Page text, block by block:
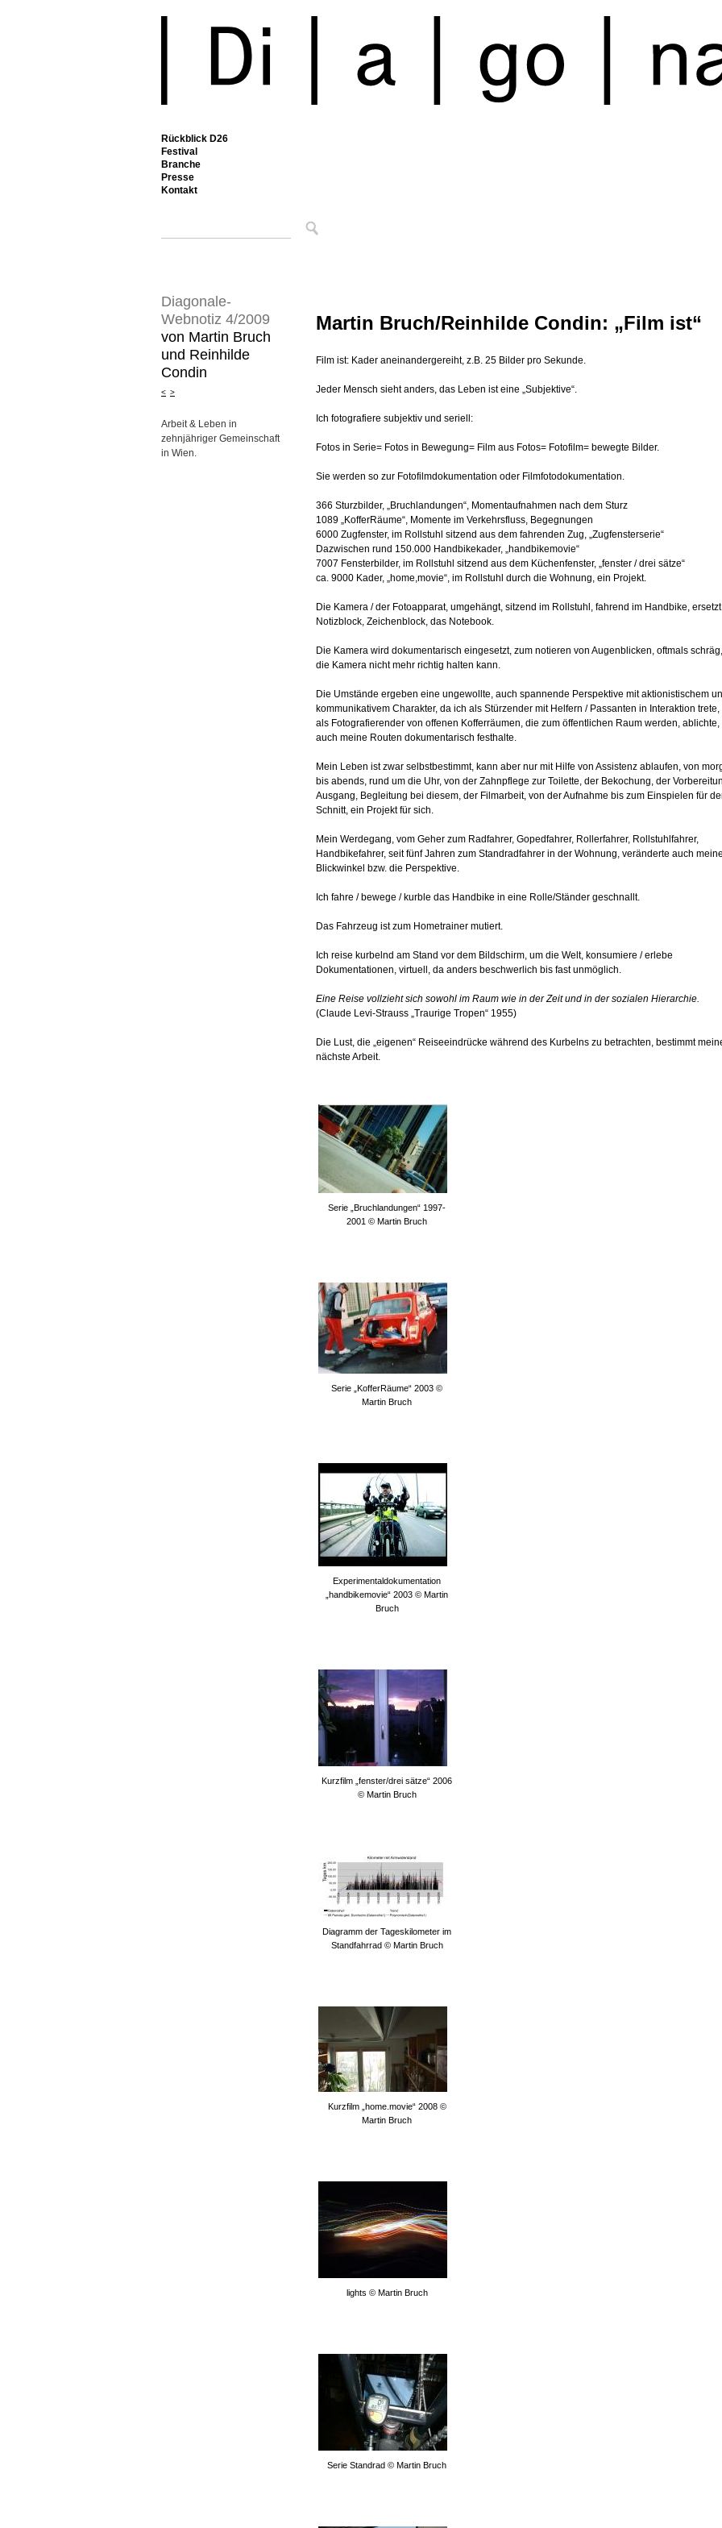
Rückblick D26
Festival
Branche
Presse
Kontakt
Diagonale-
Webnotiz 4/2009
von Martin Bruch
und Reinhilde
Condin
< >
Arbeit & Leben in
zehnjähriger Gemeinschaft
in Wien.
Martin Bruch/Reinhilde Condin: „Film ist“
Film ist: Kader aneinandergereiht, z.B. 25 Bilder pro Sekunde.
Jeder Mensch sieht anders, das Leben ist eine „Subjektive“.
Ich fotografiere subjektiv und seriell:
Fotos in Serie= Fotos in Bewegung= Film aus Fotos= Fotofilm= bewegte Bilder.
Sie werden so zur Fotofilmdokumentation oder Filmfotodokumentation.
366 Sturzbilder, „Bruchlandungen“, Momentaufnahmen nach dem Sturz
1089 „KofferRäume“, Momente im Verkehrsfluss, Begegnungen
6000 Zugfenster, im Rollstuhl sitzend aus dem fahrenden Zug, „Zugfensterserie“
Dazwischen rund 150.000 Handbikekader, „handbikemovie“
7007 Fensterbilder, im Rollstuhl sitzend aus dem Küchenfenster, „fenster / drei sätze“
ca. 9000 Kader, „home,movie“, im Rollstuhl durch die Wohnung, ein Projekt.
Die Kamera / der Fotoapparat, umgehängt, sitzend im Rollstuhl, fahrend im Handbike,
Notizblock, Zeichenblock, das Notebook.
Die Kamera wird dokumentarisch eingesetzt, zum notieren von Augenblicken, oftmals
die Kamera nicht mehr richtig halten kann.
Die Umstände ergeben eine ungewollte, auch spannende Perspektive mit aktionistischem
kommunikativem Charakter, da ich als Stürzender mit Helfern / Passanten in Interaktion trete,
als Fotografierender von offenen Kofferräumen, die zum öffentlichen Raum werden, ablichte,
auch meine Routen dokumentarisch festhalte.
Mein Leben ist zwar selbstbestimmt, kann aber nur mit Hilfe von Assistenz ablaufen, von
bis abends, rund um die Uhr, von der Zahnpflege zur Toilette, der Bekochung, der
Ausgang, Begleitung bei diesem, der Filmarbeit, von der Aufnahme bis zum Einspielen für
Schnitt, ein Projekt für sich.
Mein Werdegang, vom Geher zum Radfahrer, Gopedfahrer, Rollerfahrer, Rollstuhlfahrer,
Handbikefahrer, seit fünf Jahren zum Standradfahrer in der Wohnung, veränderte auch
Blickwinkel bzw. die Perspektive.
Ich fahre / bewege / kurble das Handbike in eine Rolle/Ständer geschnallt.
Das Fahrzeug ist zum Hometrainer mutiert.
Ich reise kurbelnd am Stand vor dem Bildschirm, um die Welt, konsumiere / erlebe
Dokumentationen, virtuell, da anders beschwerlich bis fast unmöglich.
Eine Reise vollzieht sich sowohl im Raum wie in der Zeit und in der sozialen Hierarchie.
(Claude Levi-Strauss „Traurige Tropen“ 1955)
Die Lust, die „eigenen“ Reiseeindrücke während des Kurbelns zu betrachten, bestimmt
nächste Arbeit.
Serie „Bruchlandungen“ 1997-
2001 © Martin Bruch
Serie „KofferRäume“ 2003 ©
Martin Bruch
Experimentaldokumentation
„handbikemovie“ 2003 © Martin
Bruch
Kurzfilm „fenster/drei sätze“ 2006
© Martin Bruch
Diagramm der Tageskilometer im
Standfahrrad © Martin Bruch
Kurzfilm „home.movie“ 2008 ©
Martin Bruch
lights © Martin Bruch
Serie Standrad © Martin Bruch